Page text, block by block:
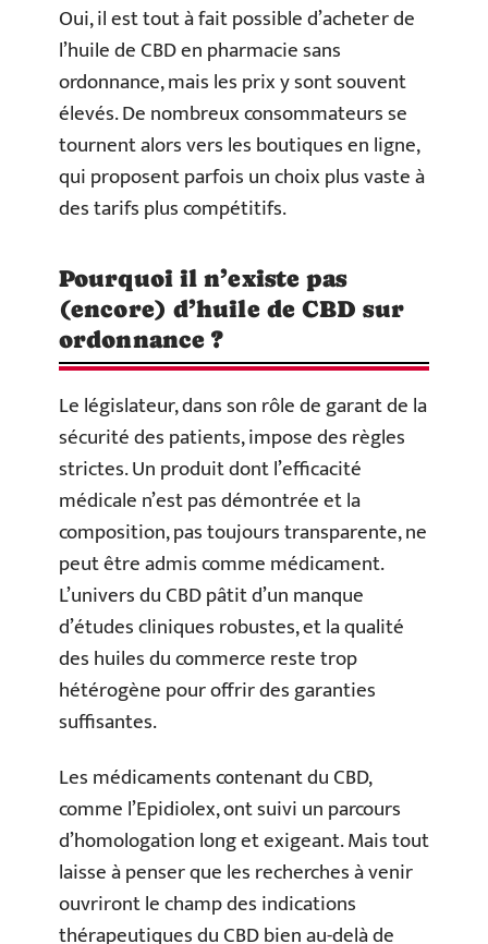
Oui, il est tout à fait possible d’acheter de
l’huile de CBD en pharmacie sans
ordonnance, mais les prix y sont souvent
élevés. De nombreux consommateurs se
tournent alors vers les boutiques en ligne,
qui proposent parfois un choix plus vaste à
des tarifs plus compétitifs.
Pourquoi il n’existe pas
(encore) d’huile de CBD sur
ordonnance ?
Le législateur, dans son rôle de garant de la
sécurité des patients, impose des règles
strictes. Un produit dont l’efficacité
médicale n’est pas démontrée et la
composition, pas toujours transparente, ne
peut être admis comme médicament.
L’univers du CBD pâtit d’un manque
d’études cliniques robustes, et la qualité
des huiles du commerce reste trop
hétérogène pour offrir des garanties
suffisantes.
Les médicaments contenant du CBD,
comme l’Epidiolex, ont suivi un parcours
d’homologation long et exigeant. Mais tout
laisse à penser que les recherches à venir
ouvriront le champ des indications
thérapeutiques du CBD bien au-delà de